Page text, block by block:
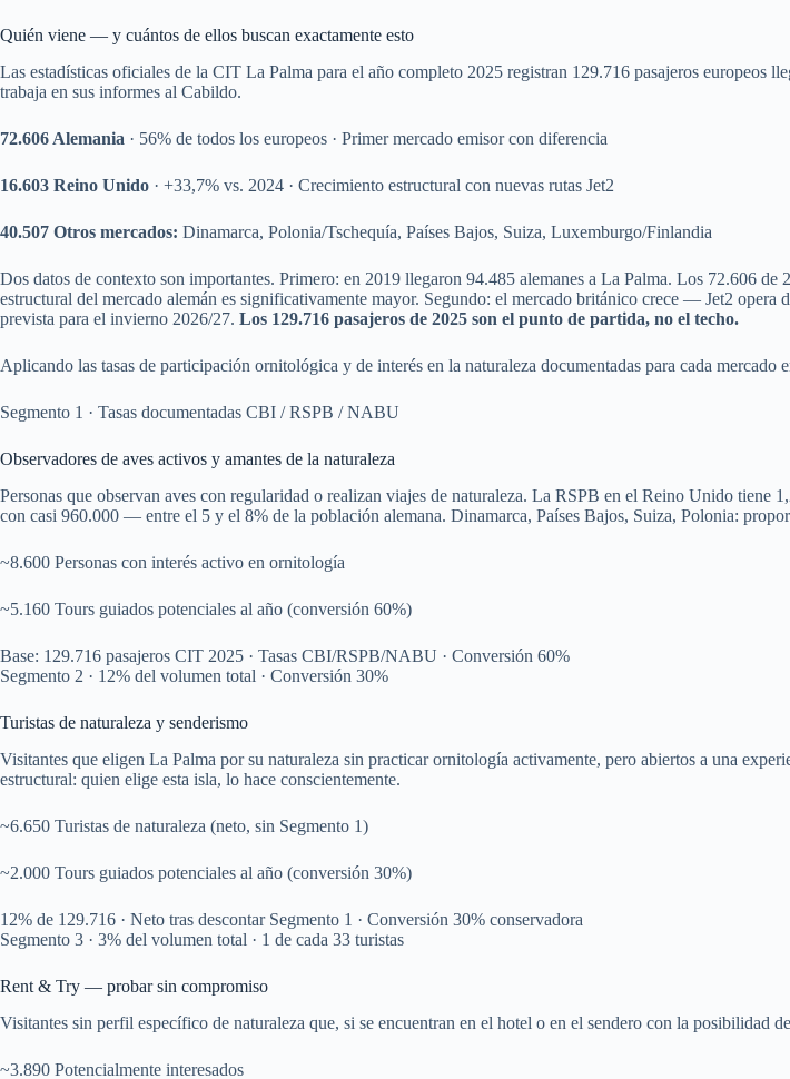
Quién viene — y cuántos de ellos buscan exactamente esto
Las estadísticas oficiales de la CIT La Palma para el año completo 2025 registran 129.716 pasajeros europeos
trabaja en sus informes al Cabildo.
72.606 Alemania · 56% de todos los europeos · Primer mercado emisor con diferencia
16.603 Reino Unido · +33,7% vs. 2024 · Crecimiento estructural con nuevas rutas Jet2
40.507 Otros mercados: Dinamarca, Polonia/Tschequía, Países Bajos, Suiza, Luxemburgo/Finlandia
Dos datos de contexto son importantes. Primero: en 2019 llegaron 94.485 alemanes a La Palma. Los 72.606
estructural del mercado alemán es significativamente mayor. Segundo: el mercado británico crece — Jet2 opera
prevista para el invierno 2026/27. Los 129.716 pasajeros de 2025 son el punto de partida, no el techo.
Aplicando las tasas de participación ornitológica y de interés en la naturaleza documentadas para cada mercado
Segmento 1 · Tasas documentadas CBI / RSPB / NABU
Observadores de aves activos y amantes de la naturaleza
Personas que observan aves con regularidad o realizan viajes de naturaleza. La RSPB en el Reino Unido
con casi 960.000 — entre el 5 y el 8% de la población alemana. Dinamarca, Países Bajos, Suiza, Polonia:
~8.600 Personas con interés activo en ornitología
~5.160 Tours guiados potenciales al año (conversión 60%)
Base: 129.716 pasajeros CIT 2025 · Tasas CBI/RSPB/NABU · Conversión 60%
Segmento 2 · 12% del volumen total · Conversión 30%
Turistas de naturaleza y senderismo
Visitantes que eligen La Palma por su naturaleza sin practicar ornitología activamente, pero abiertos a una
estructural: quien elige esta isla, lo hace conscientemente.
~6.650 Turistas de naturaleza (neto, sin Segmento 1)
~2.000 Tours guiados potenciales al año (conversión 30%)
12% de 129.716 · Neto tras descontar Segmento 1 · Conversión 30% conservadora
Segmento 3 · 3% del volumen total · 1 de cada 33 turistas
Rent & Try — probar sin compromiso
Visitantes sin perfil específico de naturaleza que, si se encuentran en el hotel o en el sendero con la
~3.890 Potencialmente interesados